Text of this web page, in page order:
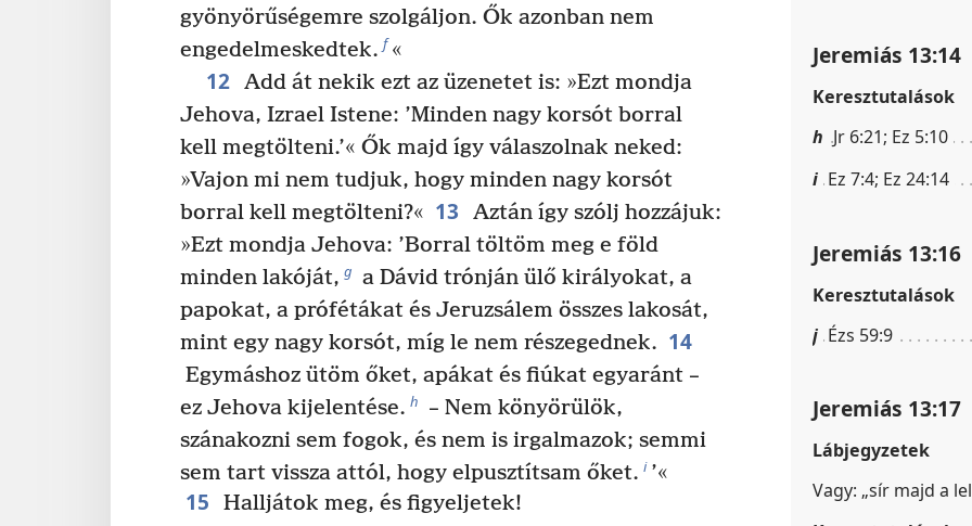
gyönyörűségemre szolgáljon. Ők azonban nem
engedelmeskedtek. f «
12 Add át nekik ezt az üzenetet is: »Ezt mondja
Jehova, Izrael Istene: ’Minden nagy korsót borral
kell megtölteni.’« Ők majd így válaszolnak neked:
»Vajon mi nem tudjuk, hogy minden nagy korsót
borral kell megtölteni?« 13
Aztán így szólj hozzájuk:
»Ezt mondja Jehova: ’Borral töltöm meg e föld
minden lakóját, g a Dávid trónján ülő királyokat, a
papokat, a prófétákat és Jeruzsálem összes lakosát,
mint egy nagy korsót, míg le nem részegednek. 14
Egymáshoz ütöm őket, apákat és fiúkat egyaránt –
ez Jehova kijelentése. h
– Nem könyörülök,
szánakozni sem fogok, és nem is irgalmazok; semmi
sem tart vissza attól, hogy elpusztítsam őket. i ’«
15
Halljátok meg, és figyeljetek!
Jeremiás 13:14
Keresztutalások
h Jr 6:21; Ez 5:10
i Ez 7:4; Ez 24:14
Jeremiás 13:16
Keresztutalások
j Ézs 59:9
Jeremiás 13:17
Lábjegyzetek
Vagy: „sír majd a